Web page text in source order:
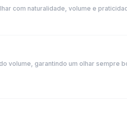
com naturalidade, volume e
volume, garantindo um olhar sempre